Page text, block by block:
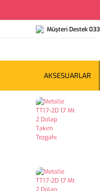
Müşteri Destek
AKSESUARLAR